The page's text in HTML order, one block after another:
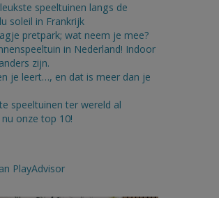
speeltuinen langs de
soleil in Frankrijk
pretpark; wat neem je mee?
in Nederland! Indoor
zijn.
je leert…, en dat is meer dan je
speeltuinen ter wereld al
onze top 10!
PlayAdvisor